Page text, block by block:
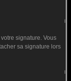
signature. Vous
sa signature lors